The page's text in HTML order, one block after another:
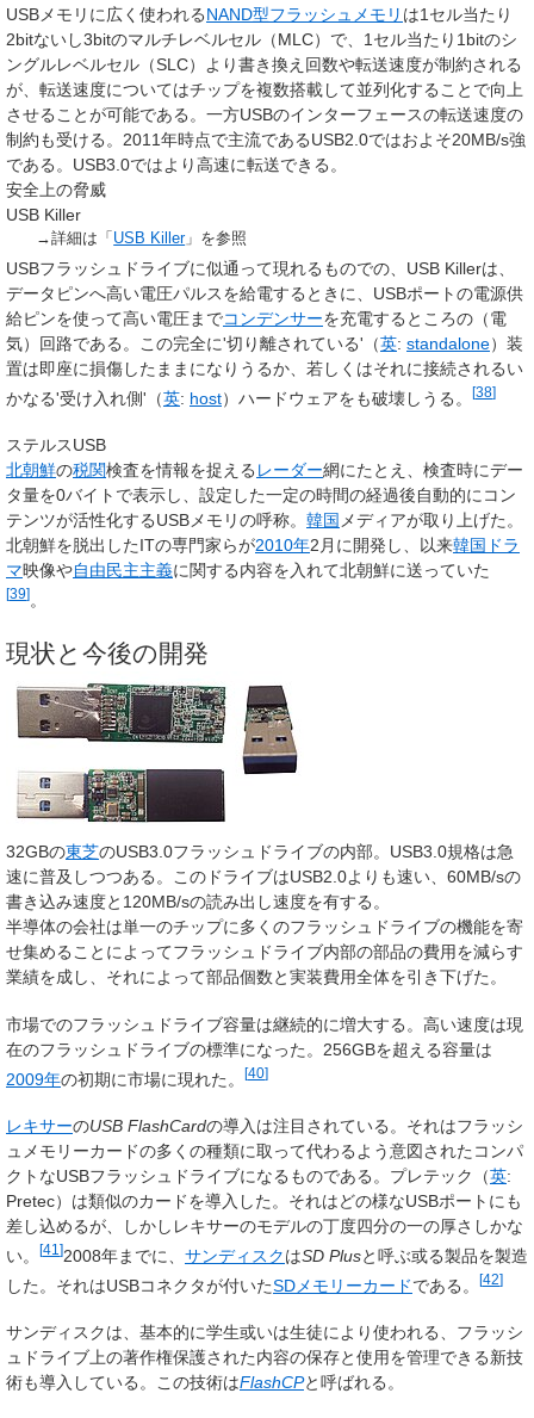
USBメモリに広く使われるNAND型フラッシュメモリ は1セル当たり
2bitないし3bitのマルチレベルセル（MLC）で、1セル当たり1bitのシ
ングルレベルセル（SLC）より書き換え回数や転送速度が制約される
が、転送速度についてはチップを複数搭載して並列化することで向上
させることが可能である。一方USBのインターフェースの転送速度の
制約も受ける。2011年時点で主流であるUSB2.0ではおよそ20MB/s強
である。USB3.0ではより高速に転送できる。
安全上の脅威
USB Killer
→詳細は「 USB Killer」を参照
USBフラッシュドライブに似通って現れるものでの、USB Killerは、
データピンへ高い電圧パルスを給電するときに、USBポートの電源供
給ピンを使って高い電圧までコンデンサーを充電するところの（電
気）回路である。この完全に'切り離されている'（英: standalone）装
置は即座に損傷したままになりうるか、若しくはそれに接続されるい
かなる'受け入れ側'（英: host）ハードウェアをも破壊しうる。 [38]
ステルスUSB
北朝鮮の税関検査を情報を捉える レーダー網にたとえ、検査時にデー
タ量を0バイトで表示し、設定した一定の時間の経過後自動的にコン
テンツが活性化するUSBメモリの呼称。 韓国 メディアが取り上げた。
北朝鮮を脱出したITの専門家らが2010年2月に開発し、以来韓国ドラ
マ映像や自由民主主義に関する内容を入れて北朝鮮に送っていた
[39] 。
現状と今後の開発
32GBの東芝のUSB3.0フラッシュドライブの内部。USB3.0規格は急
速に普及しつつある。このドライブはUSB2.0よりも速い、60MB/sの
書き込み速度と120MB/sの読み出し速度を有する。
半導体の会社は単一のチップに多くのフラッシュドライブの機能を寄
せ集めることによってフラッシュドライブ内部の部品の費用を減らす
業績を成し、それによって部品個数と実装費用全体を引き下げた。
市場でのフラッシュドライブ容量は継続的に増大する。高い速度は現
在のフラッシュドライブの標準になった。256GBを超える容量は
2009年の初期に市場に現れた。 [40]
レキサーのUSB FlashCardの導入は注目されている。それはフラッシ
ュメモリーカードの多くの種類に取って代わるよう意図されたコンパ
クトなUSBフラッシュドライブになるものである。プレテック（英:
Pretec）は類似のカードを導入した。それはどの様なUSBポートにも
差し込めるが、しかしレキサーのモデルの丁度四分の一の厚さしかな
い。
[41 ]2008年までに、 サンディスクはSD Plusと呼ぶ或る製品を製造
した。それはUSBコネクタが付いたSDメモリーカードである。 [42]
サンディスクは、基本的に学生或いは生徒により使われる、フラッシ
ュドライブ上の著作権保護された内容の保存と使用を管理できる新技
術も導入している。この技術はFlashCPと呼ばれる。